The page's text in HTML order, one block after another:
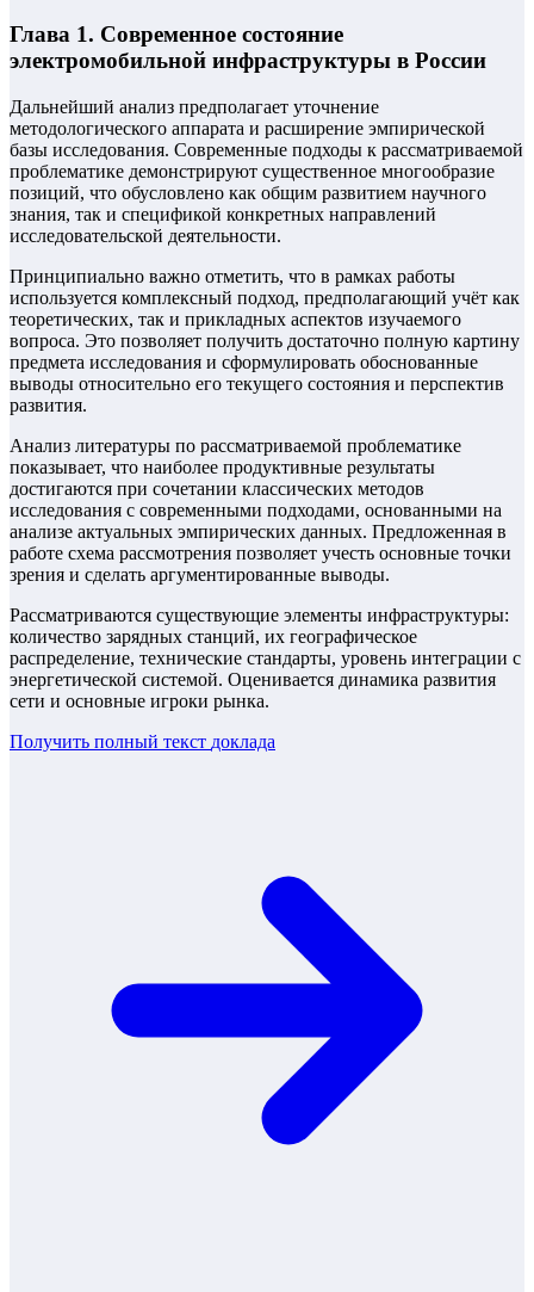
Глава 1. Современное состояние
электромобильной инфраструктуры в России
Дальнейший анализ предполагает уточнение
методологического аппарата и расширение эмпирической
базы исследования. Современные подходы к рассматриваемой
проблематике демонстрируют существенное многообразие
позиций, что обусловлено как общим развитием научного
знания, так и спецификой конкретных направлений
исследовательской деятельности.
Принципиально важно отметить, что в рамках работы
используется комплексный подход, предполагающий учёт как
теоретических, так и прикладных аспектов изучаемого
вопроса. Это позволяет получить достаточно полную картину
предмета исследования и сформулировать обоснованные
выводы относительно его текущего состояния и перспектив
развития.
Анализ литературы по рассматриваемой проблематике
показывает, что наиболее продуктивные результаты
достигаются при сочетании классических методов
исследования с современными подходами, основанными на
анализе актуальных эмпирических данных. Предложенная в
работе схема рассмотрения позволяет учесть основные точки
зрения и сделать аргументированные выводы.
Рассматриваются существующие элементы инфраструктуры:
количество зарядных станций, их географическое
распределение, технические стандарты, уровень интеграции с
энергетической системой. Оценивается динамика развития
сети и основные игроки рынка.
Получить полный текст доклада